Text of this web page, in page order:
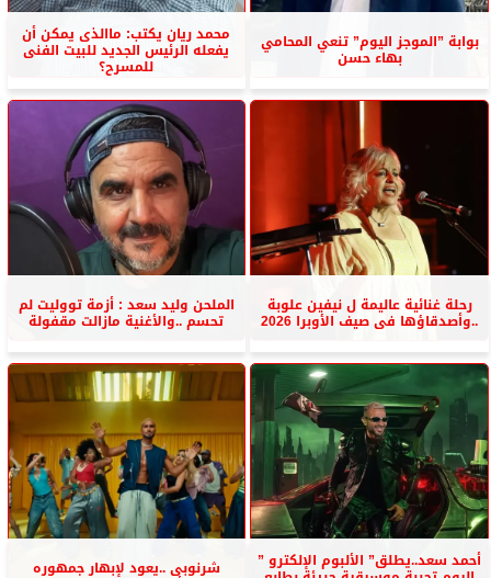
بوابة ”الموجز اليوم” تنعي المحامي
بهاء حسن
محمد ريان يكتب: ماالذى يمكن أن
يفعله الرئيس الجديد للبيت الفنى
للمسرح؟
رحلة غنائية عاليمة ل نيفين علوبة
..وأصدقاؤها فى صيف الأوبرا 2026
الملحن وليد سعد : أزمة تووليت لم
تحسم ..والأغنية مازالت مقفولة
أحمد سعد..يطلق” الألبوم الإلكترو ” شرنوبى ..يعود لإبهار جمهوره